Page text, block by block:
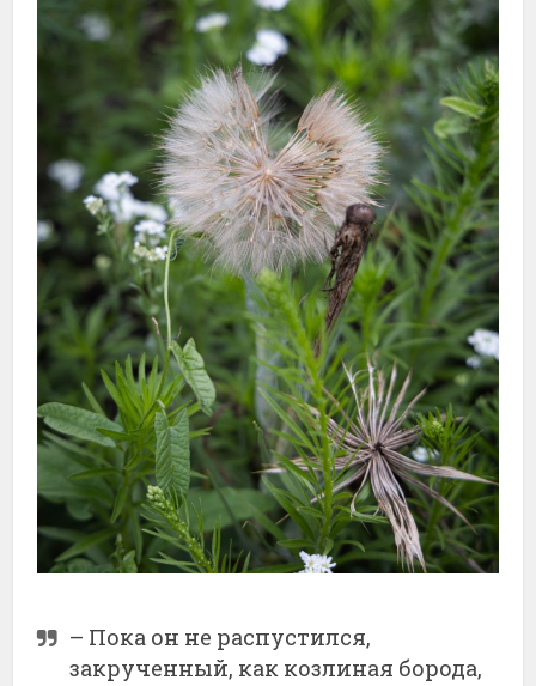
– Пока он не распустился,
закрученный, как козлиная борода,